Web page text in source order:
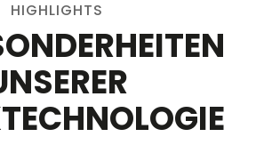
HIGHLIGHTS